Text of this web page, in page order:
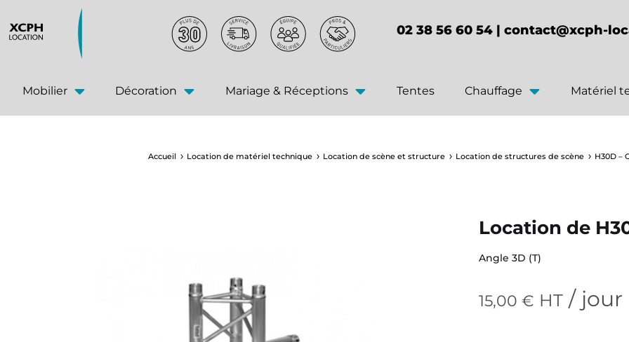
02 38 56 60 54 | contact@xcph-
Mobilier Décoration Mariage & Réceptions Tentes Chauffage Matériel
Accueil Location de matériel technique Location de scène et structure Location de structures de scène H30D –
Location de
Angle 3D (T)
15,00 € HT / jour